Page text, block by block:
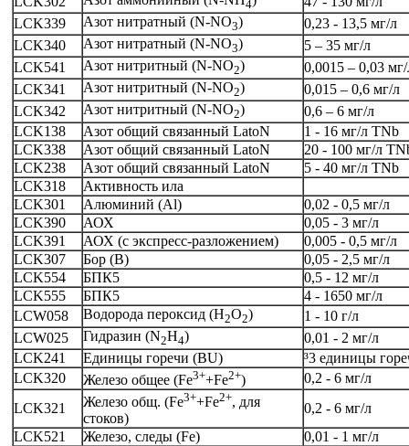
4
LCK339
Азот нитратный (N-NO3)
0,23 - 13,5 мг/л
LCK340
Азот нитратный (N-NO3)
5 – 35 мг/л
LCK541
Азот нитритный (N-NO2)
0,0015 – 0,03
LCK341
Азот нитритный (N-NO2)
0,015 – 0,6 мг/л
LCK342
Азот нитритный (N-NO2)
0,6 – 6 мг/л
LCK138
Азот общий связанный LatoN
1 - 16 мг/л TNb
LCK338
Азот общий связанный LatoN
20 - 100 мг/л
LCK238
Азот общий связанный LatoN
5 - 40 мг/л TNb
LCK318
Активность ила
LCK301
Алюминий (Al)
0,02 - 0,5 мг/л
LCK390
АОХ
0,05 - 3 мг/л
LCK391
АОХ (с экспресс-разложением)
0,005 - 0,5 мг/л
LCK307
Бор (B)
0,05 - 2,5 мг/л
LCK554
БПК5
0,5 - 12 мг/л
LCK555
БПК5
4 - 1650 мг/л
LCW058
Водорода пероксид (H2O2)
1 - 10 г/л
LCW025
Гидразин (N2H4)
0,01 - 2 мг/л
LCK241
Единицы горечи (BU)
³3 единицы
LCK320
Железо общее (Fe3++Fe2+)
0,2 - 6 мг/л
LCK321
Железо общ. (Fe3++Fe2+, для
стоков)
0,2 - 6 мг/л
LCK521
Железо, следы (Fe) 0,01 - 1 мг/л